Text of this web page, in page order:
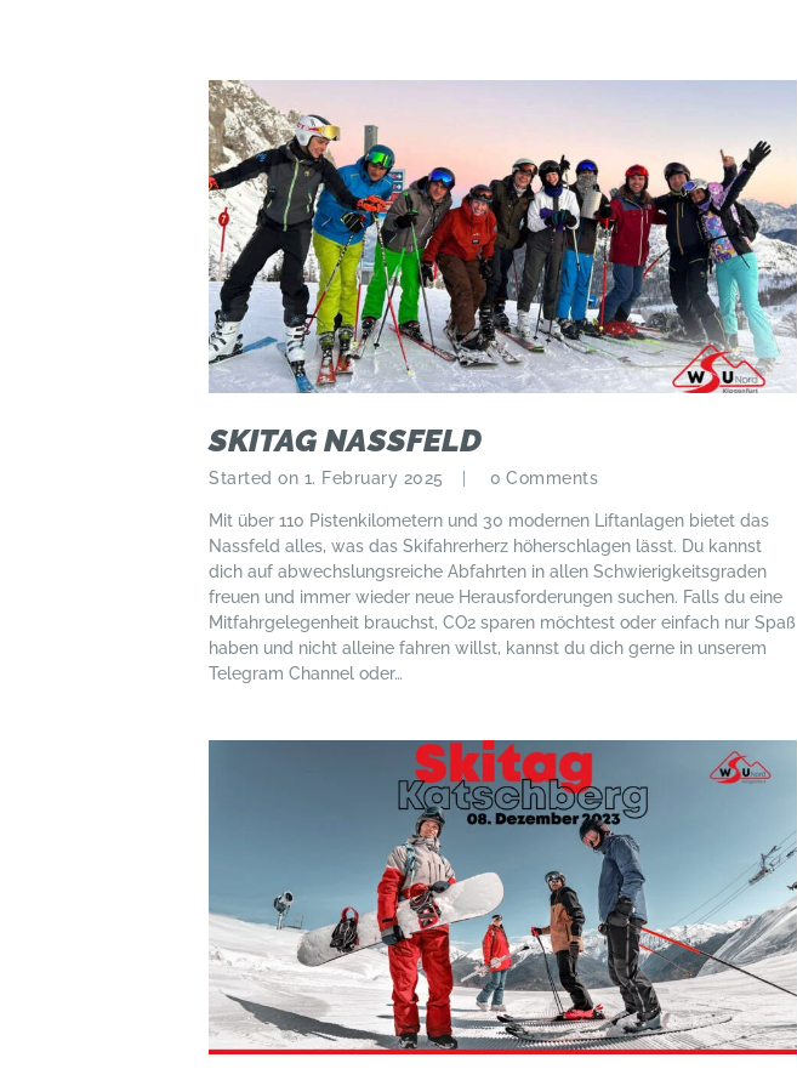
SKITAG NASSFELD
Started on 1. February 2025 0 Comments
Mit über 110 Pistenkilometern und 30 modernen Liftanlagen bietet das
Nassfeld alles, was das Skifahrerherz höherschlagen lässt. Du kannst
dich auf abwechslungsreiche Abfahrten in allen Schwierigkeitsgraden
freuen und immer wieder neue Herausforderungen suchen. Falls du eine
Mitfahrgelegenheit brauchst, CO2 sparen möchtest oder einfach nur Spaß
haben und nicht alleine fahren willst, kannst du dich gerne in unserem
Telegram Channel oder…